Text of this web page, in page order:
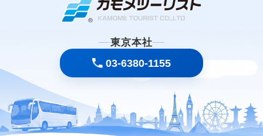
東京本社
03-6380-1155